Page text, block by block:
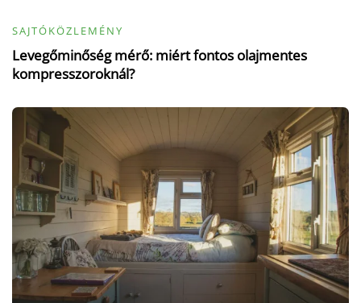
SAJTÓKÖZLEMÉNY
Levegőminőség mérő: miért fontos olajmentes
kompresszoroknál?